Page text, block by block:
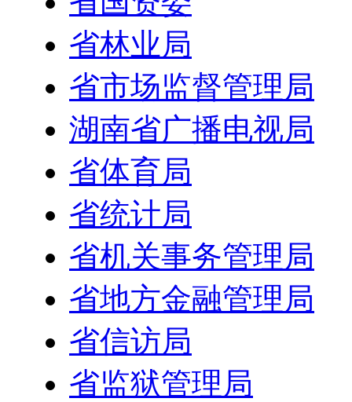
省林业局
省市场监督管理局
湖南省广播电视局
省体育局
省统计局
省机关事务管理局
省地方金融管理局
省信访局
省监狱管理局